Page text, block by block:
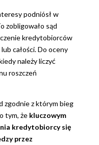
podniósł w
zobligowało sąd
kredytobiorców
całości. Do oceny
należy liczyć
roszczeń
zgodnie z którym bieg
tym, że kluczowym
kredytobiorcy się
przez